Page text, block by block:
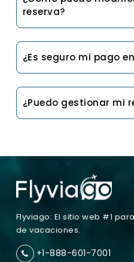
reserva?
¿Es seguro mi pago
¿Puedo gestionar mi
Flyviago: El sitio web #1
de vacaciones.
+1-888-601-7001